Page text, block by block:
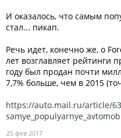
И оказалось, что самым
стал... пикап.
Речь идет, конечно же, о
лет возглавляет
году был продан почти
7,7% больше, чем в 2015
https://auto.mail.ru/article/
25 фев 2017